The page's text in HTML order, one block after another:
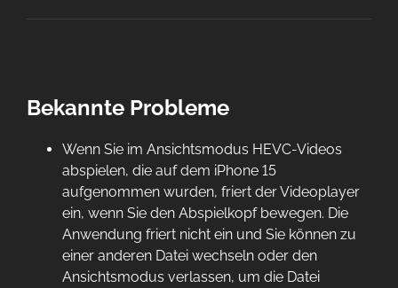
Bekannte Probleme
Wenn Sie im Ansichtsmodus HEVC-Videos
abspielen, die auf dem iPhone 15
aufgenommen wurden, friert der Videoplayer
ein, wenn Sie den Abspielkopf bewegen. Die
Anwendung friert nicht ein und Sie können zu
einer anderen Datei wechseln oder den
Ansichtsmodus verlassen, um die Datei